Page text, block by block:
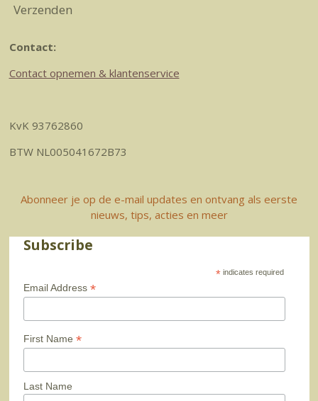
Verzenden
Contact:
Contact opnemen & klantenservice
KvK 93762860
BTW NL005041672B73
Abonneer je op de e-mail updates en ontvang als eerste
nieuws, tips, acties en meer
Subscribe
* indicates required
Email Address *
First Name *
Last Name